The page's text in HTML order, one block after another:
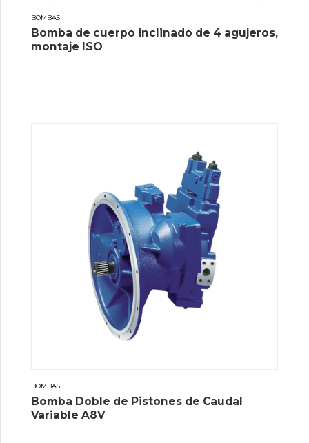
BOMBAS
Bomba de cuerpo inclinado de 4 agujeros,
montaje ISO
BOMBAS
Bomba Doble de Pistones de Caudal
Variable A8V